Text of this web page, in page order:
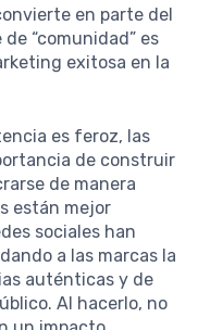
en parte del
“comunidad” es
exitosa en la
es feroz, las
de construir
de manera
están mejor
sociales han
a las marcas la
auténticas y de
Al hacerlo, no